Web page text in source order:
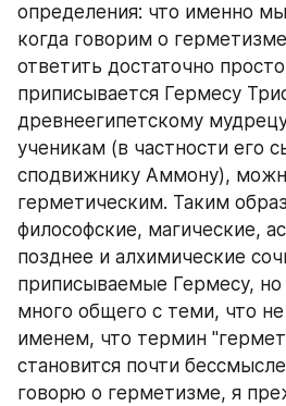
определения: что именно
когда говорим о
ответить достаточно
приписывается Гермесу
древнеегипетскому
ученикам (в частности его
сподвижнику Аммону),
герметическим. Таким
философские, магические,
позднее и алхимические
приписываемые Гермесу,
много общего с теми, что не
именем, что термин
становится почти
говорю о герметизме, я